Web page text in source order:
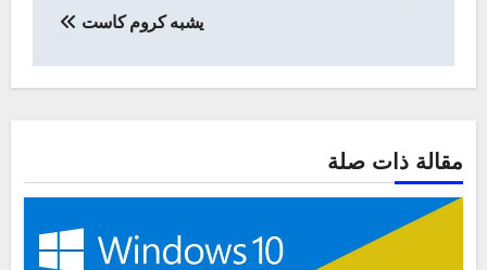
يشبه كروم كاست
مقالة ذات صلة